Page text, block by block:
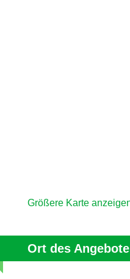
Größere Karte
Ort des